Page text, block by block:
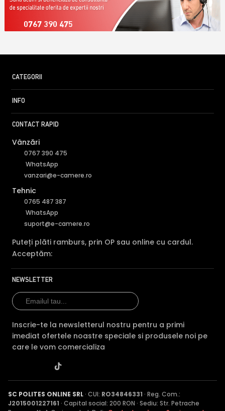
0767 390 475
CATEGORII
INFO
CONTACT RAPID
Vânzări
0767 390 475
WhatsApp
vanzari@e-camere.ro
Tehnic
0765 487 387
WhatsApp
suport@e-camere.ro
Puteți plăti ramburs, prin OP sau online cu cardul.
Acceptăm:
NEWSLETTER
Inscrie-te la newsletterul nostru pentru a primi
imediat ofertele noastre speciale si produsele noi pe
care le vom comercializa
SC POLITES ONLINE SRL· CUI: RO34846331 · Reg. Com.:
J2015001227161 · Capital social: 200 RON · Sediu: Str. Petrache